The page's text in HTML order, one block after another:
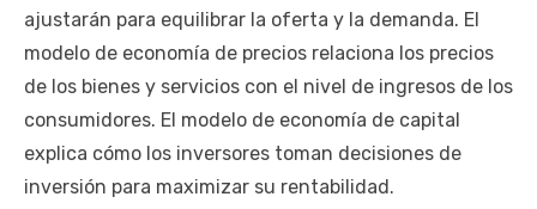
ajustarán para equilibrar la oferta y la demanda. El
modelo de economía de precios relaciona los precios
de los bienes y servicios con el nivel de ingresos de los
consumidores. El modelo de economía de capital
explica cómo los inversores toman decisiones de
inversión para maximizar su rentabilidad.